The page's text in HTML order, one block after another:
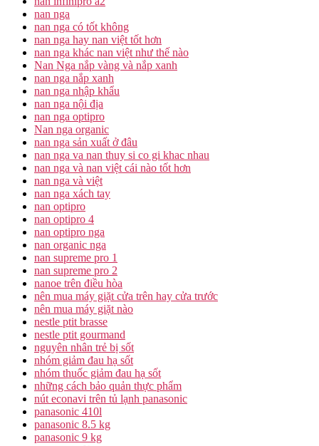
nan nga
nan nga có tốt không
nan nga hay nan việt tốt hơn
nan nga khác nan việt như thế nào
Nan Nga nắp vàng và nắp xanh
nan nga nắp xanh
nan nga nhập khẩu
nan nga nội địa
nan nga optipro
Nan nga organic
nan nga sản xuất ở đâu
nan nga va nan thuy si co gi khac nhau
nan nga và nan việt cái nào tốt hơn
nan nga và việt
nan nga xách tay
nan optipro
nan optipro 4
nan optipro nga
nan organic nga
nan supreme pro 1
nan supreme pro 2
nanoe trên điều hòa
nên mua máy giặt cửa trên hay cửa trước
nên mua máy giặt nào
nestle ptit brasse
nestle ptit gourmand
nguyên nhân trẻ bị sốt
nhóm giảm đau hạ sốt
nhóm thuốc giảm đau hạ sốt
những cách bảo quản thực phẩm
nút econavi trên tủ lạnh panasonic
panasonic 410l
panasonic 8.5 kg
panasonic 9 kg